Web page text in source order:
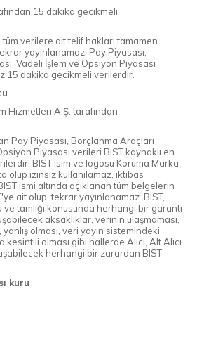
15 dakika gecikmeli
tüm verilere ait telif hakları tamamen
yayınlanamaz. Pay Piyasası,
Vadeli İşlem ve Opsiyon Piyasası
15 dakika gecikmeli verilerdir.
Hizmetleri A.Ş. tarafından
Pay Piyasası, Borçlanma Araçları
Piyasası verileri BIST kaynaklı en
BIST isim ve logosu Koruma Marka
olup izinsiz kullanılamaz, iktibas
ismi altında açıklanan tüm belgelerin
ait olup, tekrar yayınlanamaz. BIST,
tamlığı konusunda herhangi bir garanti
aksaklıklar, verinin ulaşmaması,
olması, veri yayın sistemindeki
olması gibi hallerde Alıcı, Alt Alıcı
herhangi bir zarardan BIST
kuru